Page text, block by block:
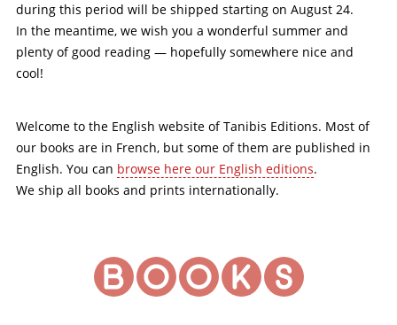
during this period will be shipped starting on August 24.
In the meantime, we wish you a wonderful summer and
plenty of good reading — hopefully somewhere nice and
cool!
Welcome to the English website of Tanibis Editions. Most of
our books are in French, but some of them are published in
English. You can browse here our English editions.
We ship all books and prints internationally.